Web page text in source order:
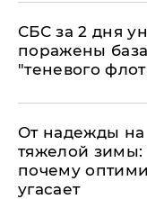
СБС за 2 дня
поражены
"теневого
От надежды
тяжелой зимы:
почему
угасает